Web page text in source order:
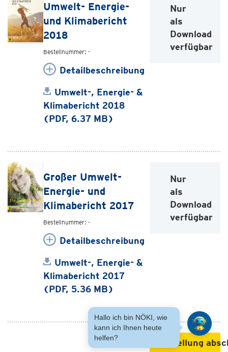
Umwelt- Energie-
und Klimabericht
2018
Bestellnummer: -
Detailbeschreibung
Umwelt-, Energie- &
Klimabericht 2018
(PDF, 6.37 MB)
Nur
als
Download
verfügbar
Großer Umwelt-
Energie- und
Klimabericht 2017
Bestellnummer: -
Detailbeschreibung
Umwelt-, Energie- &
Klimabericht 2017
(PDF, 5.36 MB)
Nur
als
Download
verfügbar
Bestellung
Hallo ich bin NÖKI, wie
kann ich Ihnen heute
helfen?